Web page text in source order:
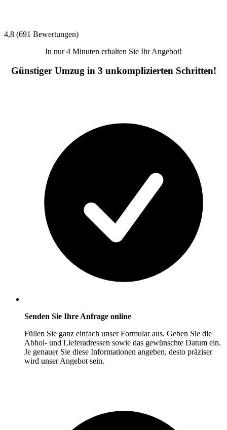
4,8 (691 Bewertungen)
In nur 4 Minuten erhalten Sie Ihr Angebot!
Günstiger Umzug in 3 unkomplizierten Schritten!
Senden Sie Ihre Anfrage online
Füllen Sie ganz einfach unser Formular aus. Geben Sie die
Abhol- und Lieferadressen sowie das gewünschte Datum ein.
Je genauer Sie diese Informationen angeben, desto präziser
wird unser Angebot sein.